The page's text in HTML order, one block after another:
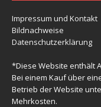
Impressum und Kontakt
Bildnachweise
Datenschutzerklärung
*Diese Website enthält
Bei einem Kauf über
Betrieb der Website
Mehrkosten.